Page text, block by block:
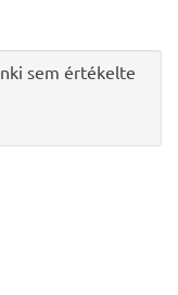
sem értékelte